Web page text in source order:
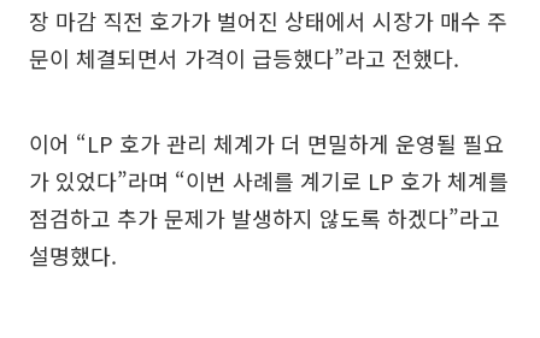
장 마감 직전 호가가 벌어진 상태에서 시장가 매수 주
문이 체결되면서 가격이 급등했다”라고 전했다.
이어 “LP 호가 관리 체계가 더 면밀하게 운영될 필요
가 있었다”라며 “이번 사례를 계기로 LP 호가 체계를
점검하고 추가 문제가 발생하지 않도록 하겠다”라고
설명했다.